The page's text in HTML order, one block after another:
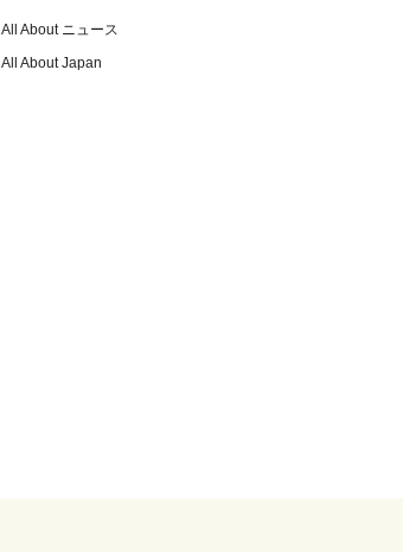
All About ニュース
All About Japan